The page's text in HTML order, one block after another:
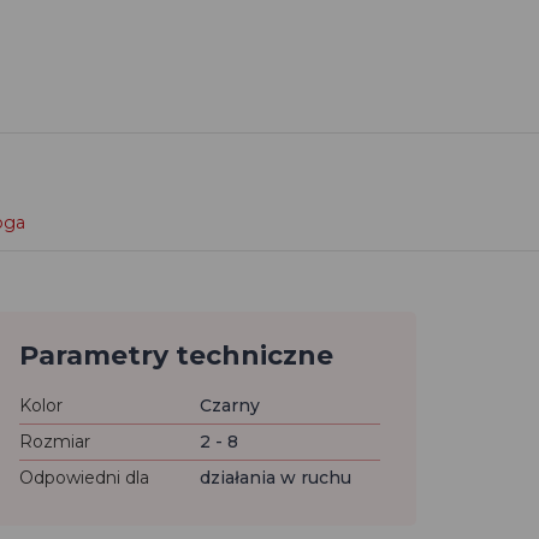
Parametry techniczne
Kolor
Czarny
Rozmiar
2 - 8
Odpowiedni dla
działania w ruchu